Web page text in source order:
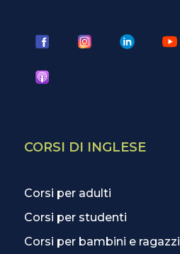
CORSI DI INGLESE
Corsi per adulti
Corsi per studenti
Corsi per bambini e ragazzi